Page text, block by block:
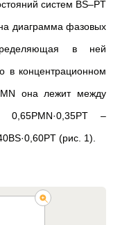
систем BS–PT
диаграмма фазовых
в ней
в концентрационном
она лежит между
0,65PMN·0,35PT –
(рис. 1).